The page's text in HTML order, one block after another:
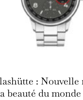
: Nouvelle
beauté du